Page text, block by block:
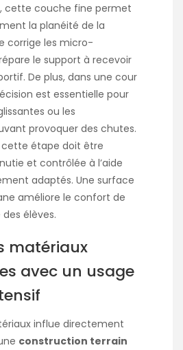
cette couche fine permet
la planéité de la
corrige les micro-
le support à recevoir
De plus, dans une cour
est essentielle pour
ou les
provoquer des chutes.
cette étape doit être
et contrôlée à l’aide
adaptés. Une surface
améliore le confort de
élèves.
matériaux
avec un usage
influe directement
construction terrain